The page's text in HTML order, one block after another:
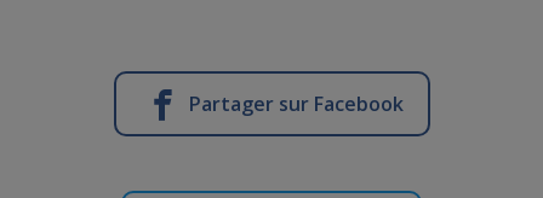
Partager sur Facebook